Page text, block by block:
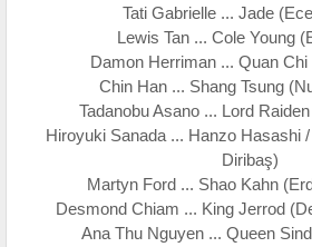
Tati Gabrielle ... Jade
Lewis Tan ... Cole Young
Damon Herriman ... Quan Chi
Chin Han ... Shang Tsung
Tadanobu Asano ... Lord
Hiroyuki Sanada ... Hanzo Hasashi
Diribaş)
Martyn Ford ... Shao Kahn
Desmond Chiam ... King Jerrod
Ana Thu Nguyen ... Queen